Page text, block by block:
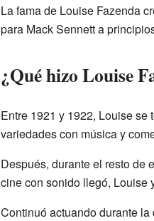
La fama de Louise Fazenda
para Mack Sennett a
¿Qué hizo Louise
Entre 1921 y 1922, Louise se
variedades con música y
Después, durante el resto de
cine con sonido llegó, Louise
Continuó actuando durante